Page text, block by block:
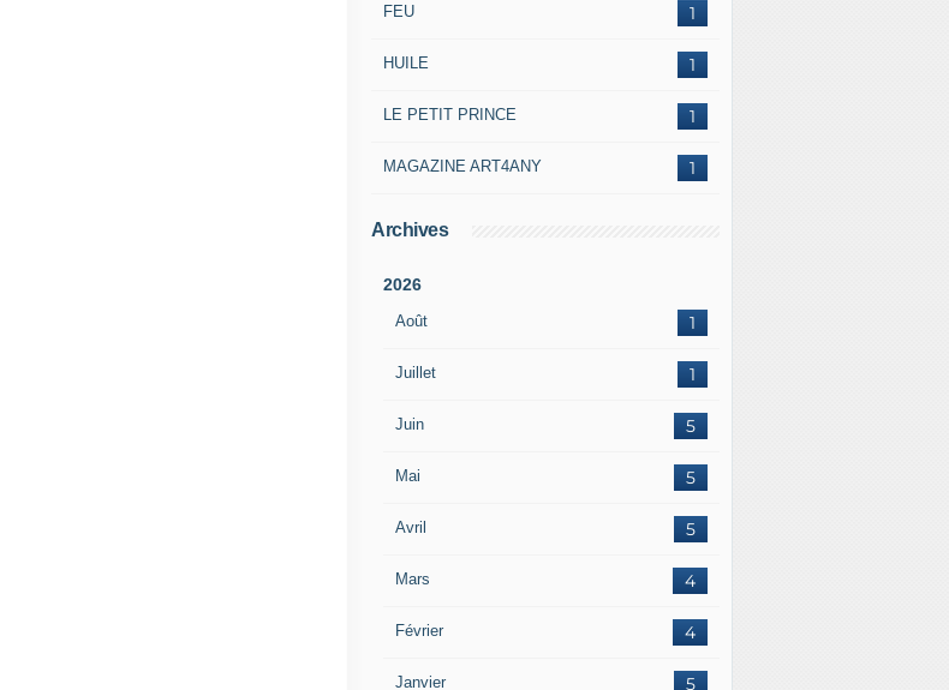
1
FEU
1
HUILE
1
LE PETIT PRINCE
1
MAGAZINE ART4ANY
Archives
2026
Août 1
Juillet 1
Juin 5
Mai 5
Avril 5
Mars 4
Février 4
Janvier 5